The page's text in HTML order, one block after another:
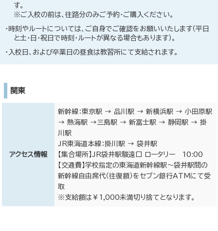
す。
※ご入校の前は、往路分のみご予約・ご購入ください。
時刻やルートについては、ご自身でご確認をお願いいたします（平日
と土・日・祝日で時刻・ルートが異なる場合もあります）。
入校日、および卒業日の昼食は教習所にて支給されます。
関東
アクセス情報
新幹線：東京駅 → 品川駅 → 新横浜駅 → 小田原駅
→ 熱海駅 →三島駅 → 新富士駅 → 静岡駅 → 掛
川駅
JR東海道本線：掛川駅 → 袋井駅
【集合場所】JR袋井駅駿遠口 ロータリー 10:00
【交通費】学校指定の東海道新幹線駅～袋井駅間の
新幹線自由席代（往復額）をセブン銀行ATMにて受
取
※支給額は￥1,000未満切り捨てとなります。